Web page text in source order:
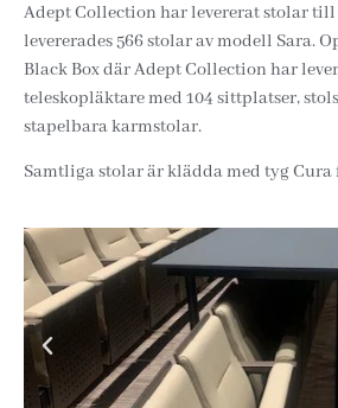
Adept Collection har levererat stolar
levererades 566 stolar av modell Sara.
Black Box där Adept Collection har
teleskopläktare med 104 sittplatser,
stapelbara karmstolar.
Samtliga stolar är klädda med tyg